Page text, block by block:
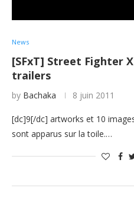
News
[SFxT] Street Fighter
trailers
by Bachaka 8 juin 2011
[dc]9[/dc] artworks et 10
sont apparus sur la toile.…